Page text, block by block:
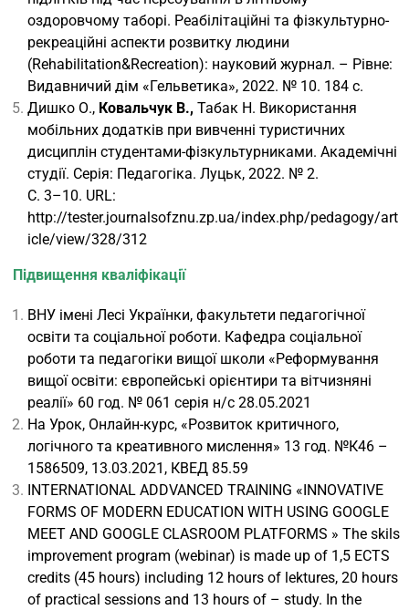
оздоровчому таборі. Реабілітаційні та фізкультурно-
рекреаційні аспекти розвитку людини
(Rehabilitation&Recreation): науковий журнал. – Рівне:
Видавничий дім «Гельветика», 2022. № 10. 184 с.
Дишко О., Ковальчук В., Табак Н. Використання
мобільних додатків при вивченні туристичних
дисциплін студентами-фізкультурниками. Академічні
студії. Серія: Педагогіка. Луцьк, 2022. № 2.
С. 3–10. URL:
http://tester.journalsofznu.zp.ua/index.php/pedagogy/art
icle/view/328/312
Підвищення кваліфікації
ВНУ імені Лесі Українки, факультети педагогічної
освіти та соціальної роботи. Кафедра соціальної
роботи та педагогіки вищої школи «Реформування
вищої освіти: європейські орієнтири та вітчизняні
реалії» 60 год. № 061 серія н/с 28.05.2021
На Урок, Онлайн-курс, «Розвиток критичного,
логічного та креативного мислення» 13 год. №К46 –
1586509, 13.03.2021, КВЕД 85.59
INTERNATIONAL ADDVANCED TRAINING «INNOVATIVE
FORMS OF MODERN EDUCATION WITH USING GOOGLE
MEET AND GOOGLE CLASROOM PLATFORMS » The skils
improvement program (webinar) is made up of 1,5 ECTS
credits (45 hours) including 12 hours of lektures, 20 hours
of practical sessions and 13 hours of – study. In the